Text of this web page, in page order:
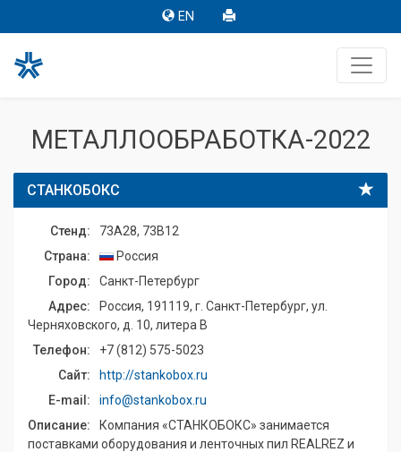
EN
МЕТАЛЛООБРАБОТКА-2022
СТАНКОБОКС
Стенд:
73A28, 73B12
Страна:
Россия
Город:
Санкт-Петербург
Адрес:
Россия, 191119, г. Санкт-Петербург, ул.
Черняховского, д. 10, литера В
Телефон:
+7 (812) 575-5023
Сайт:
http://stankobox.ru
E-mail:
info@stankobox.ru
Описание:
Компания «СТАНКОБОКС» занимается
поставками оборудования и ленточных пил REALREZ и